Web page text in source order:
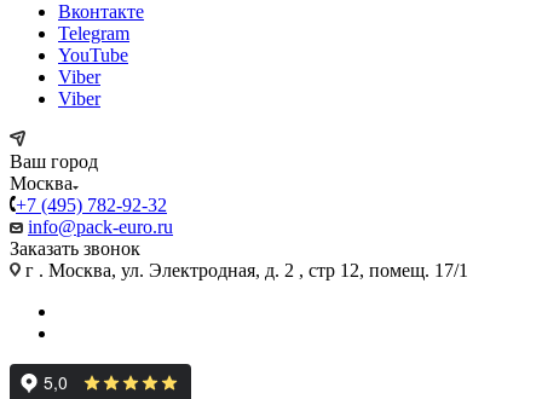
Вконтакте
Telegram
YouTube
Viber
Viber
Ваш город
Москва
+7 (495) 782-92-32
info@pack-euro.ru
Заказать звонок
г . Москва, ул. Электродная, д. 2 , стр 12, помещ. 17/1